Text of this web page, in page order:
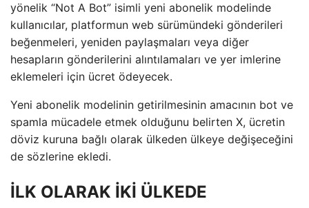
yönelik “Not A Bot” isimli yeni abonelik modelinde
kullanıcılar, platformun web sürümündeki gönderileri
beğenmeleri, yeniden paylaşmaları veya diğer
hesapların gönderilerini alıntılamaları ve yer imlerine
eklemeleri için ücret ödeyecek.
Yeni abonelik modelinin getirilmesinin amacının bot ve
spamla mücadele etmek olduğunu belirten X, ücretin
döviz kuruna bağlı olarak ülkeden ülkeye değişeceğini
de sözlerine ekledi.
İLK OLARAK İKİ ÜLKEDE